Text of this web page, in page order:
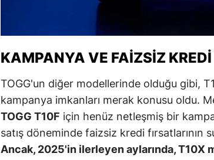
İstanbul
Kars
Kastamonu
Kayseri
KAMPANYA VE FAIZSIZ
TOGG'un diğer modellerinde olduğu gibi,
kampanya imkanları merak konusu oldu.
TOGG T10F için henüz netleşmiş bir
satış döneminde faizsiz kredi fırsatlarının
Ancak, 2025'in ilerleyen aylarında, T10X